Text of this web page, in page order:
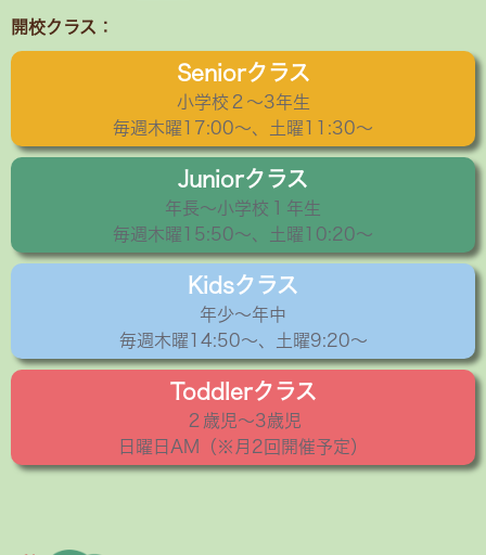
開校クラス：
Seniorクラス
小学校２〜3年生
毎週木曜17:00～、土曜11:30～
Juniorクラス
年長〜小学校１年生
毎週木曜15:50〜、土曜10:20～
Kidsクラス
年少〜年中
毎週木曜14:50〜、土曜9:20～
Toddlerクラス
２歳児〜3歳児
日曜日AM（※月2回開催予定）